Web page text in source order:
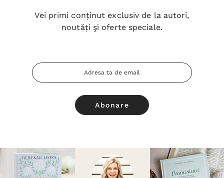
Vei primi conținut exclusiv de la autori,
noutăți şi oferte speciale.
Adresa
Email